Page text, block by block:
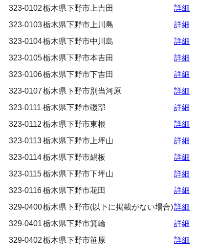
323-0102栃木県下野市上吉田
詳細
323-0103栃木県下野市上川島
詳細
323-0104栃木県下野市中川島
詳細
323-0105栃木県下野市本吉田
詳細
323-0106栃木県下野市下吉田
詳細
323-0107栃木県下野市別当河原
詳細
323-0111 栃木県下野市磯部
詳細
323-0112 栃木県下野市東根
詳細
323-0113栃木県下野市上坪山
詳細
323-0114栃木県下野市絹板
詳細
323-0115栃木県下野市下坪山
詳細
323-0116栃木県下野市花田
詳細
329-0400栃木県下野市(以下に掲載がない場合)詳細
329-0401栃木県下野市箕輪
詳細
329-0402栃木県下野市笹原
詳細